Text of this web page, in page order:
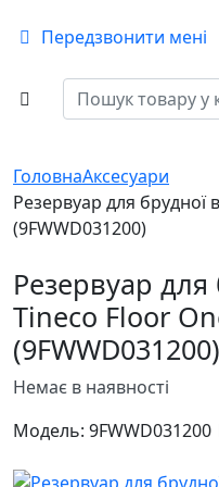
Передзвонити мені
ГоловнаАксесуари
Резервуар для брудної
(9FWWD031200)
Резервуар для
Tineco Floor
(9FWWD031200)
Немає в наявності
Модель: 9FWWD031200